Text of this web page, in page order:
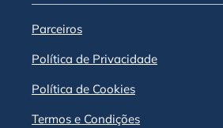
Parceiros
Política de Privacidade
Política de Cookies
Termos e Condições